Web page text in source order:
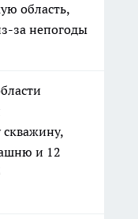
область,
за непогоды
и 12